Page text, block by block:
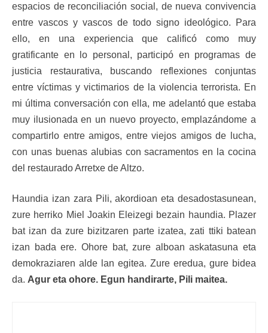
espacios de reconciliación social, de nueva convivencia
entre vascos y vascos de todo signo ideológico. Para
ello, en una experiencia que calificó como muy
gratificante en lo personal, participó en programas de
justicia restaurativa, buscando reflexiones conjuntas
entre víctimas y victimarios de la violencia terrorista. En
mi última conversación con ella, me adelantó que estaba
muy ilusionada en un nuevo proyecto, emplazándome a
compartirlo entre amigos, entre viejos amigos de lucha,
con unas buenas alubias con sacramentos en la cocina
del restaurado Arretxe de Altzo.
Haundia izan zara Pili, akordioan eta desadostasunean,
zure herriko Miel Joakin Eleizegi bezain haundia. Plazer
bat izan da zure bizitzaren parte izatea, zati ttiki batean
izan bada ere. Ohore bat, zure alboan askatasuna eta
demokraziaren alde lan egitea. Zure eredua, gure bidea
da. Agur eta ohore. Egun handirarte, Pili maitea.